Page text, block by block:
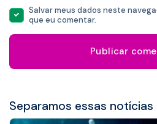
Salvar meus dados neste
que eu comentar.
Separamos essas notícias